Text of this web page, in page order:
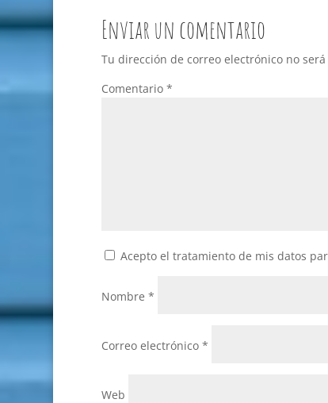
Enviar un comentario
Tu dirección de correo electrónico no
Comentario *
Acepto el tratamiento de mis datos
Nombre *
Correo electrónico *
Web